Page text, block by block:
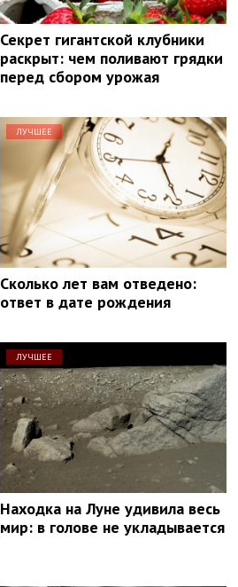
Секрет гигантской клубники
раскрыт: чем поливают грядки
перед сбором урожая
ЛУЧШЕЕ
Сколько лет вам отведено:
ответ в дате рождения
ЛУЧШЕЕ
Находка на Луне удивила весь
мир: в голове не укладывается